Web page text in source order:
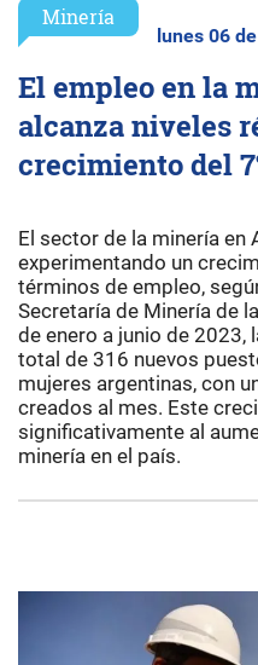
Minería
lunes 06
El empleo en la
alcanza niveles
crecimiento del
El sector de la minería en
experimentando un
términos de empleo,
Secretaría de Minería de
de enero a junio de 2023,
total de 316 nuevos
mujeres argentinas, con
creados al mes. Este
significativamente al
minería en el país.